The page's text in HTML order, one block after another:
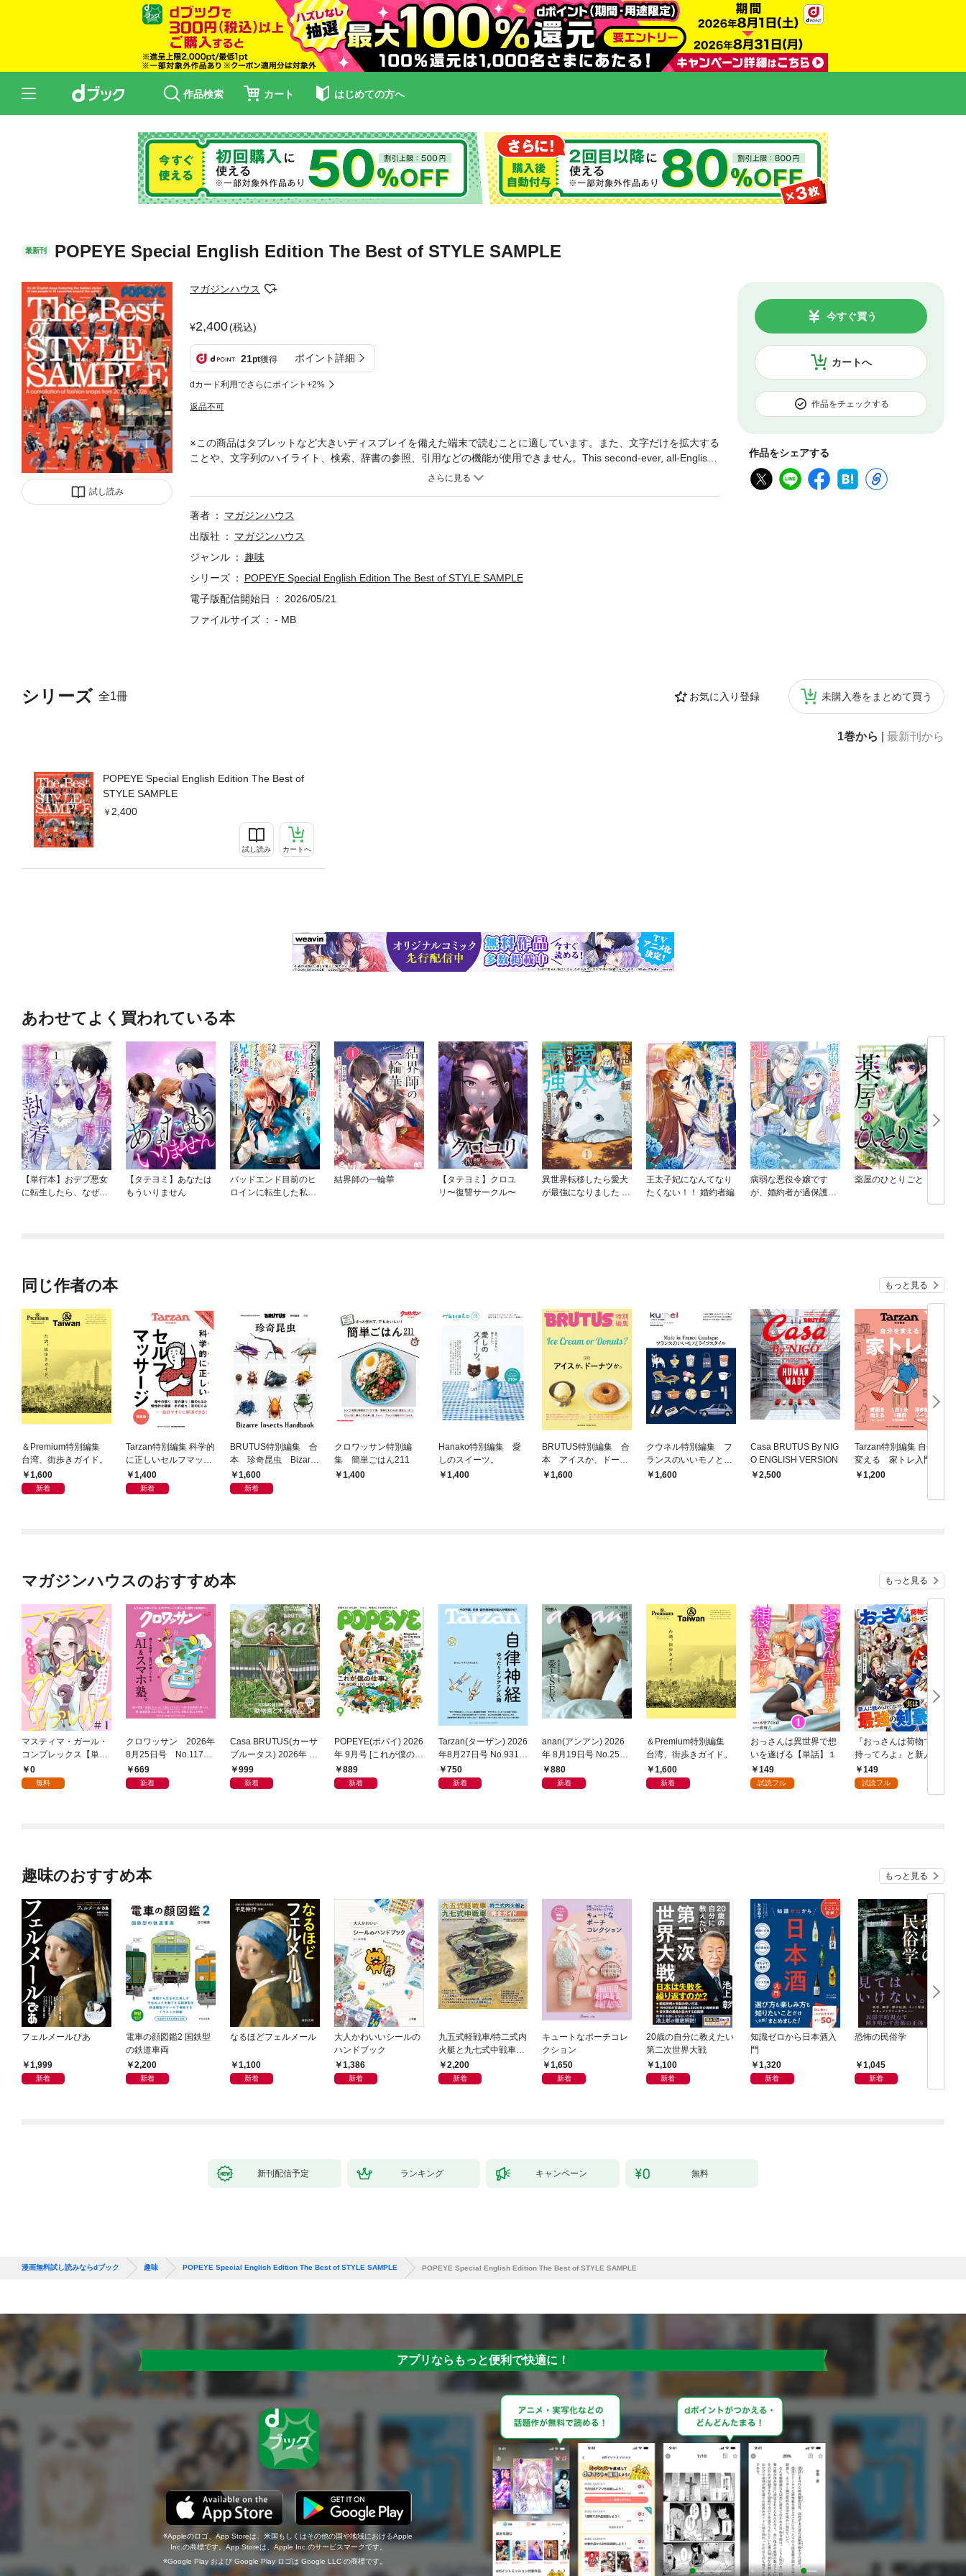
作品検索 カート はじめての方へ
最新刊 POPEYE Special English Edition The Best of STYLE SAMPLE
試し読み
マガジンハウス
2,400(税込)
21pt獲得 ポイント詳細
dカード利用でさらにポイント+2%
返品不可
カートへ
今すぐ買う
作品をチェックする
作品をシェアする
シリーズ 全1冊 お気に入り登録 未購入巻をまとめて買う
1巻から 最新刊から
POPEYE Special English Edition The Best of
STYLE SAMPLE
2,400
試し読み カートへ
※この商品はタブレットなど大きいディスプレイを備えた端末で読むことに適しています。また、文字だけを拡大する
ことや、文字列のハイライト、検索、辞書の参照、引用などの機能が使用できません。This second-ever, all-English i
ssue of monthly Japanese fashion and culture magazine POPEYE is a compilation of articles from the annual STYLE
nal style of beloved musical artists such as King Krule, Sampha, and Blood Orange.
著者
マガジンハウス
出版社
マガジンハウス
ジャンル
趣味
シリーズ
POPEYE Special English Edition The Best of STYLE SAMPLE
電子版配信開始日
2026/05/21
ファイルサイズ
- MB
あわせてよく買われている本
【単行本】おデブ悪女
に転生したら、なぜか
【タテヨミ】あなたは
もういりません
バッドエンド目前のヒ
ロインに転生した私、
結界師の一輪華
【タテヨミ】クロユ
リ〜復讐サークル〜
異世界転移したら愛犬
が最強になりました ～
王太子妃になんてなり
たくない！！ 婚約者編
病弱な悪役令嬢です
が、婚約者が過保護す
薬屋のひとりごと
同じ作者の本 もっと見る
＆Premium特別編集
台湾、街歩きガイド。
1,600
新着
Tarzan特別編集 科学的
に正しいセルフマッサ
ージ 増補版
1,400
新着
BRUTUS特別編集 合
本 珍奇昆虫 Bizarre
Insects Handbook
1,600
新着
クロワッサン特別編
集 簡単ごはん211
1,400
Hanako特別編集 愛
しのスイーツ。
1,400
BRUTUS特別編集 合
本 アイスか、ドーナ
ツか。
1,600
クウネル特別編集 フ
ランスのいいモノとラ
イフスタイル
1,600
Casa BRUTUS By NIG
O ENGLISH VERSION
2,500
Tarzan特別編集 自分を
変える 家トレ入門
増補版
1,200
マガジンハウスのおすすめ本 もっと見る
マスティマ・ガール・
コンプレックス【単
話】１
0
無料
クロワッサン 2026年
8月25日号 No.1171
[大人のAI＆スマホ
塾。]
669
新着
Casa BRUTUS(カーサ
ブルータス) 2026年 9
月号 [もっと学べる！
動物園と水族館]
999
新着
POPEYE(ポパイ) 2026
年 9月号 [これが僕の仕
事。]
889
新着
Tarzan(ターザン) 2026
年8月27日号 No.931
[自律神経ゆったりメン
テナンス術]
750
新着
anan(アンアン) 2026
年 8月19日号 No.2507
[愛とSEX]
880
新着
＆Premium特別編集
台湾、街歩きガイド。
1,600
新着
おっさんは異世界で想
いを遂げる【単話】１
149
試読フル
『おっさんは荷物でも
持ってろよ』と新人に
舐められてるけど、実
は最強の剣豪です【単
149
試読フル
趣味のおすすめ本 もっと見る
フェルメールぴあ
1,999
新着
電車の顔図鑑2 国鉄型
の鉄道車両
2,200
新着
なるほどフェルメール
1,100
新着
大人かわいいシールの
ハンドブック
1,386
新着
九五式軽戦車/特二式内
火艇と九七式中戦車完
全ガイド
2,200
新着
キュートなポーチコレ
クション
1,650
新着
20歳の自分に教えたい
第二次世界大戦
1,100
新着
知識ゼロから日本酒入
門
1,320
新着
恐怖の民俗学
1,045
新着
新刊配信予定 ランキング キャンペーン 無料
漫画無料試し読みならdブック 趣味 POPEYE Special English Edition The Best of STYLE SAMPLE POPEYE Special English Edition The Best of STYLE SAMPLE
アプリならもっと便利で快適に！
Appleのロゴ、App Storeは、米国もしくはその他の国や地域におけるApple
Inc.の商標です。App Storeは、Apple Inc.のサービスマークです。
Google Play および Google Play ロゴは Google LLC の商標です。